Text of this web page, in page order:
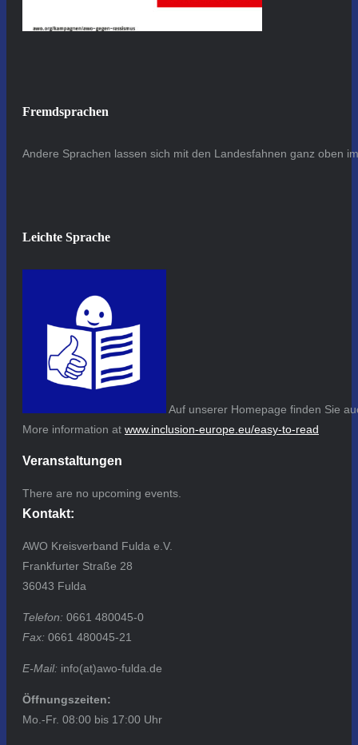
Fremdsprachen
Andere Sprachen lassen sich mit den Landesfahnen ganz oben
Leichte Sprache
Auf unserer Homepage finden Sie
More information at www.inclusion-europe.eu/easy-to-read
Veranstaltungen
There are no upcoming events.
Kontakt:
AWO Kreisverband Fulda e.V.
Frankfurter Straße 28
36043 Fulda
Telefon: 0661 480045-0
Fax: 0661 480045-21
E-Mail: info(at)awo-fulda.de
Öffnungszeiten:
Mo.-Fr. 08:00 bis 17:00 Uhr